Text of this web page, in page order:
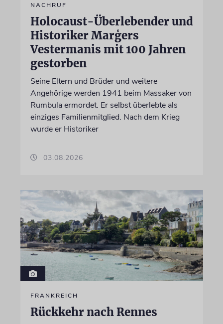
NACHRUF
Holocaust-Überlebender und
Historiker Marģers
Vestermanis mit 100 Jahren
gestorben
Seine Eltern und Brüder und weitere
Angehörige werden 1941 beim Massaker von
Rumbula ermordet. Er selbst überlebte als
einziges Familienmitglied. Nach dem Krieg
wurde er Historiker
03.08.2026
FRANKREICH
Rückkehr nach Rennes